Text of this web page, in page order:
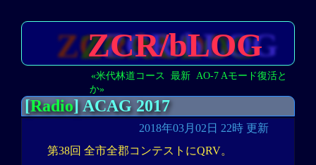
ZCR/bLOG
«米代林道コース 最新 AO-7 Aモード復活と
か»
[Radio] ACAG 2017
2018年03月02日 22時 更新
第38回 全市全郡コンテストにQRV。